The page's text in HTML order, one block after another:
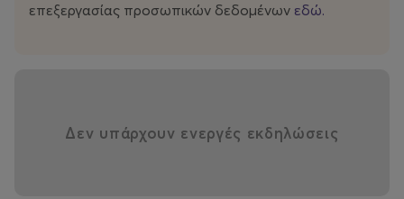
επεξεργασίας προσωπικών δεδομένων εδώ.
Δεν υπάρχουν ενεργές εκδηλώσεις